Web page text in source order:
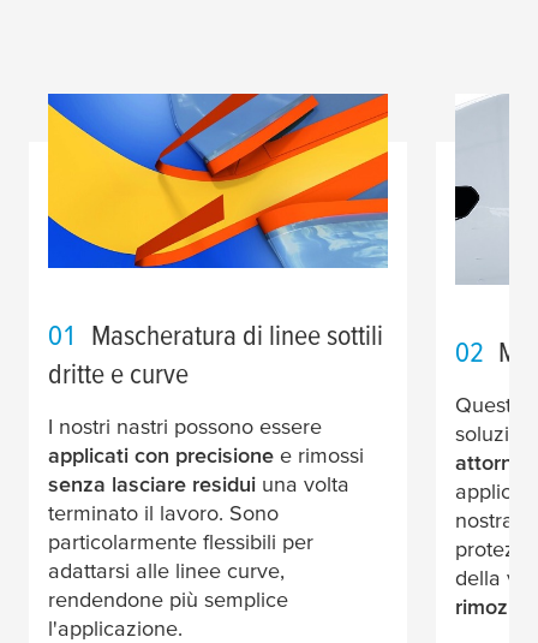
01
Mascheratura di linee sottili
dritte e curve
I nostri nastri possono essere
applicati con precisione e rimossi
senza lasciare residui una volta
terminato il lavoro. Sono
particolarmente flessibili per
adattarsi alle linee curve,
rendendone più semplice
l'applicazione.
02
Questi
attorno
nostra
della